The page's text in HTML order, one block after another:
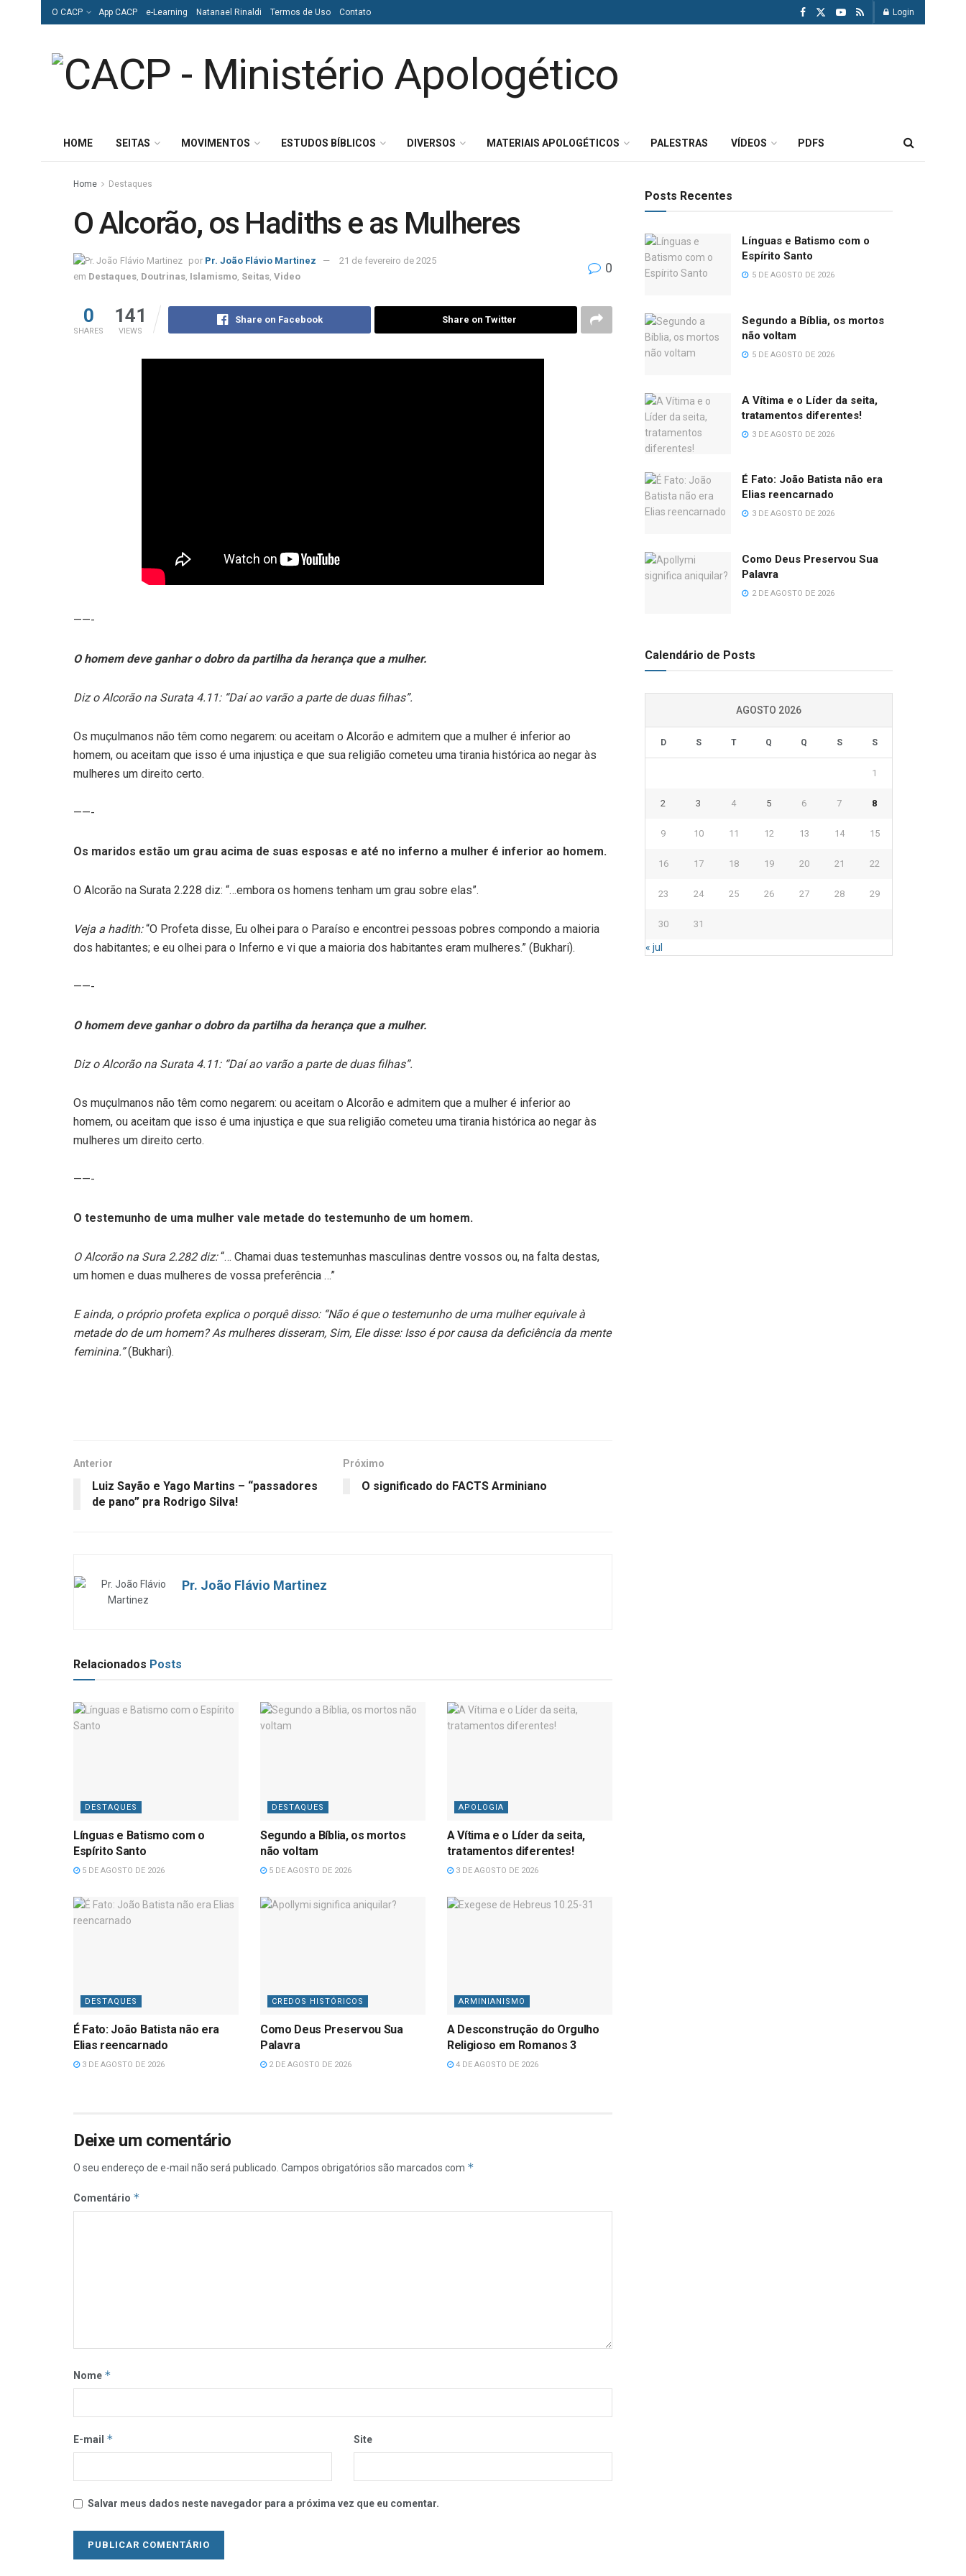
O CACP App CACP e-Learning Natanael Rinaldi Termos de Uso Contato Login
HOME SEITAS MOVIMENTOS ESTUDOS BÍBLICOS DIVERSOS MATERIAIS APOLOGÉTICOS PALESTRAS VÍDEOS PDFS
Home Destaques
O Alcorão, os Hadiths e as Mulheres
por Pr. João Flávio Martinez
21 de fevereiro de 2025
em Destaques, Doutrinas, Islamismo, Seitas, Video
0
0
SHARES
141
VIEWS
Share on Facebook Share on Twitter
——-
O homem deve ganhar o dobro da partilha da herança que a mulher.
Diz o Alcorão na Surata 4.11: “Daí ao varão a parte de duas filhas”.
Os muçulmanos não têm como negarem: ou aceitam o Alcorão e admitem que a mulher é inferior ao
homem, ou aceitam que isso é uma injustiça e que sua religião cometeu uma tirania histórica ao negar às
mulheres um direito certo.
——-
Os maridos estão um grau acima de suas esposas e até no inferno a mulher é inferior ao homem.
O Alcorão na Surata 2.228 diz: “…embora os homens tenham um grau sobre elas”.
Veja a hadith:“O Profeta disse, Eu olhei para o Paraíso e encontrei pessoas pobres compondo a maioria
dos habitantes; e eu olhei para o Inferno e vi que a maioria dos habitantes eram mulheres.” (Bukhari).
——-
O homem deve ganhar o dobro da partilha da herança que a mulher.
Diz o Alcorão na Surata 4.11: “Daí ao varão a parte de duas filhas”.
Os muçulmanos não têm como negarem: ou aceitam o Alcorão e admitem que a mulher é inferior ao
homem, ou aceitam que isso é uma injustiça e que sua religião cometeu uma tirania histórica ao negar às
mulheres um direito certo.
——-
O testemunho de uma mulher vale metade do testemunho de um homem.
O Alcorão na Sura 2.282 diz:“… Chamai duas testemunhas masculinas dentre vossos ou, na falta destas,
um homen e duas mulheres de vossa preferência …”
E ainda, o próprio profeta explica o porquê disso: “Não é que o testemunho de uma mulher equivale à
metade do de um homem? As mulheres disseram, Sim, Ele disse: Isso é por causa da deficiência da mente
feminina.” (Bukhari).
Anterior
Luiz Sayão e Yago Martins – “passadores
de pano” pra Rodrigo Silva!
Próximo
O significado do FACTS Arminiano
Pr. João Flávio Martinez
Relacionados Posts
DESTAQUES
Línguas e Batismo com o
Espírito Santo
5 DE AGOSTO DE 2026
DESTAQUES
Segundo a Bíblia, os mortos
não voltam
5 DE AGOSTO DE 2026
APOLOGIA
A Vítima e o Líder da seita,
tratamentos diferentes!
3 DE AGOSTO DE 2026
DESTAQUES
É Fato: João Batista não era
Elias reencarnado
3 DE AGOSTO DE 2026
CREDOS HISTÓRICOS
Como Deus Preservou Sua
Palavra
2 DE AGOSTO DE 2026
ARMINIANISMO
A Desconstrução do Orgulho
Religioso em Romanos 3
4 DE AGOSTO DE 2026
Deixe um comentário
O seu endereço de e-mail não será publicado. Campos obrigatórios são marcados com *
Comentário *
Nome *
E-mail * Site
Salvar meus dados neste navegador para a próxima vez que eu comentar.
Posts Recentes
Línguas e Batismo com o
Espírito Santo
5 DE AGOSTO DE 2026
Segundo a Bíblia, os mortos
não voltam
5 DE AGOSTO DE 2026
A Vítima e o Líder da seita,
tratamentos diferentes!
3 DE AGOSTO DE 2026
É Fato: João Batista não era
Elias reencarnado
3 DE AGOSTO DE 2026
Como Deus Preservou Sua
Palavra
2 DE AGOSTO DE 2026
Calendário de Posts
AGOSTO 2026
D S T Q Q S S
1
2 3 4 5 6 7 8
9 10 11 12 13 14 15
16 17 18 19 20 21 22
23 24 25 26 27 28 29
30 31
« jul